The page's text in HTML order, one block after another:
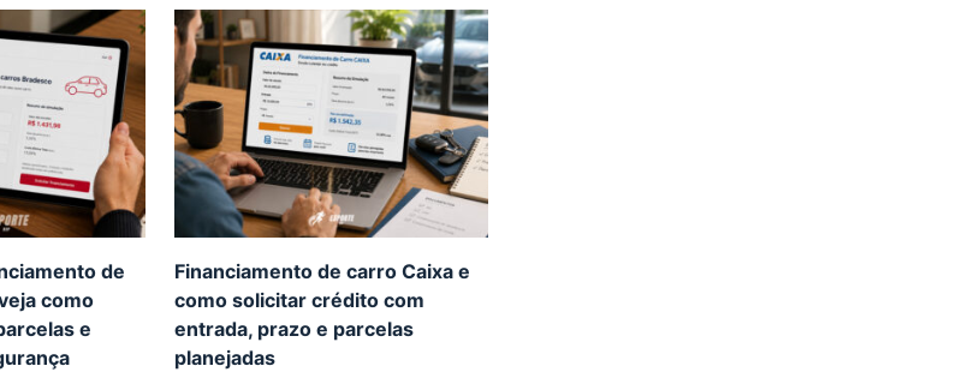
de
como
e
Financiamento de carro Caixa e
como solicitar crédito com
entrada, prazo e parcelas
planejadas